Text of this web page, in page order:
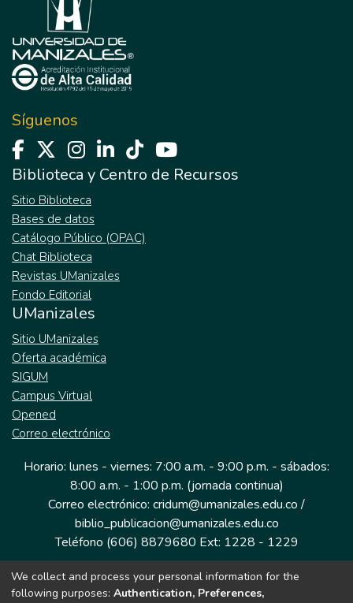
Síguenos
Biblioteca y Centro de Recursos
Sitio Biblioteca
Bases de datos
Catálogo Público (OPAC)
Chat Biblioteca
Revistas UManizales
Fondo Editorial
UManizales
Sitio UManizales
Oferta académica
SIGUM
Campus Virtual
Opened
Correo electrónico
Horario: lunes - viernes: 7:00 a.m. - 9:00 p.m. - sábados:
8:00 a.m. - 1:00 p.m. (jornada continua)
Correo electrónico: cridum@umanizales.edu.co /
biblio_publicacion@umanizales.edu.co
Teléfono (606) 8879680 Ext: 1228 - 1229
Dirección: Cra 9 a # 19-03 Edificio histórico, piso 1
Manizales, Caldas
We collect and process your personal information for the
following purposes: Authentication, Preferences,